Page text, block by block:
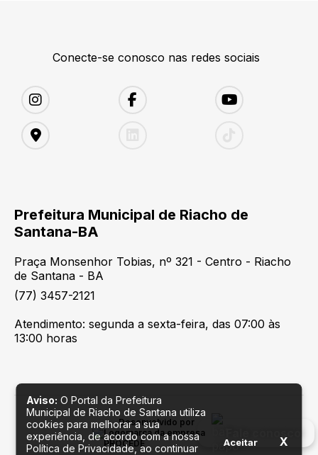
Conecte-se conosco nas redes sociais
Prefeitura Municipal de Riacho de
Santana-BA
Praça Monsenhor Tobias, nº 321 - Centro - Riacho
de Santana - BA
(77) 3457-2121
Atendimento: segunda a sexta-feira, das 07:00 às
13:00 horas
Desenvolvido por
Aviso: O Portal da Prefeitura
Municipal de Riacho de Santana utiliza
cookies para melhorar a sua
experiência, de acordo com a nossa
Política de Privacidade, ao continuar
Aceitar X